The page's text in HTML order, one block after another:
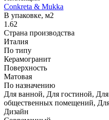
Conkreta & Mukka
В упаковке, м2
1.62
Страна производства
Италия
По типу
Керамогранит
Поверхность
Матовая
По назначению
Для ванной, Для гостиной,
общественных помещений,
Дизайн